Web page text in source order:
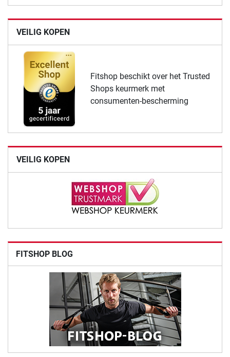
VEILIG KOPEN
Fitshop beschikt over het Trusted
Shops keurmerk met
consumenten-bescherming
VEILIG KOPEN
FITSHOP BLOG